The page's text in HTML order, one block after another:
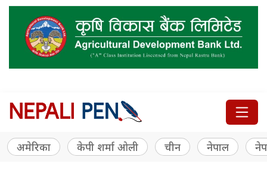
अमेरिका केपी शर्मा ओली चीन नेपाल